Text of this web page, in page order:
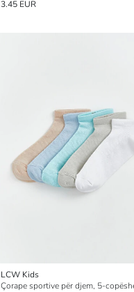
3.45 EUR
LCW Kids
Çorape sportive për djem, 5-